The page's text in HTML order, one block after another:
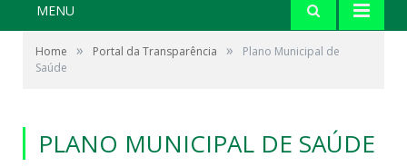
MENU
Home » Portal da Transparência »
Plano Municipal de
Saúde
PLANO MUNICIPAL DE SAÚDE